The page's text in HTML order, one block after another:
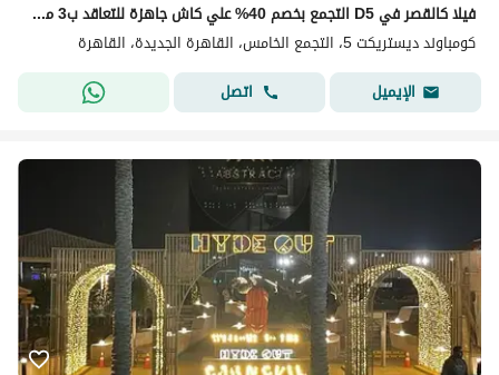
فيلا كالقصر في D5 التجمع بخصم 40% علي كاش جاهزة للتعاقد ب3 مليون
كومباوند ديستريكت 5، التجمع الخامس، القاهرة الجديدة، القاهرة
الإيميل
اتصل